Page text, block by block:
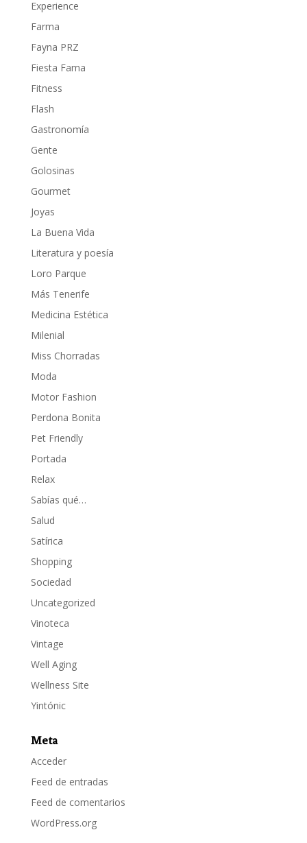
Experience
Farma
Fayna PRZ
Fiesta Fama
Fitness
Flash
Gastronomía
Gente
Golosinas
Gourmet
Joyas
La Buena Vida
Literatura y poesía
Loro Parque
Más Tenerife
Medicina Estética
Milenial
Miss Chorradas
Moda
Motor Fashion
Perdona Bonita
Pet Friendly
Portada
Relax
Sabías qué…
Salud
Satírica
Shopping
Sociedad
Uncategorized
Vinoteca
Vintage
Well Aging
Wellness Site
Yintónic
Meta
Acceder
Feed de entradas
Feed de comentarios
WordPress.org